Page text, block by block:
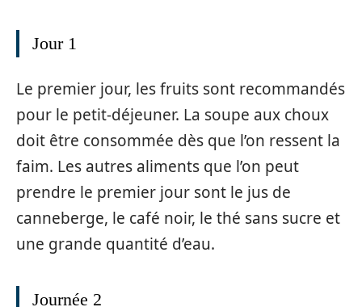
Jour 1
Le premier jour, les fruits sont recommandés
pour le petit-déjeuner. La soupe aux choux
doit être consommée dès que l’on ressent la
faim. Les autres aliments que l’on peut
prendre le premier jour sont le jus de
canneberge, le café noir, le thé sans sucre et
une grande quantité d’eau.
Journée 2